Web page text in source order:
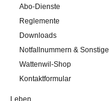
Abo-Dienste
Reglemente
Downloads
Notfallnummern & Sonstige
Wattenwil-Shop
Kontaktformular
Leben